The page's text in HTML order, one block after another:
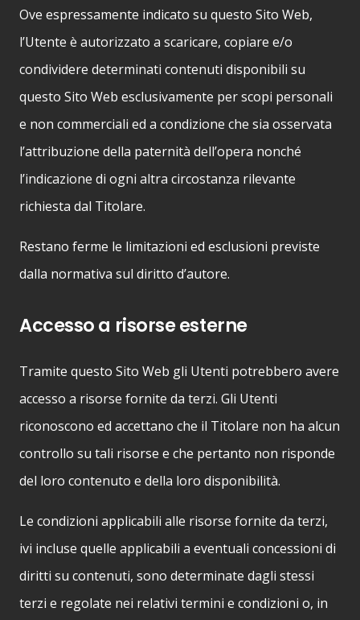
Ove espressamente indicato su questo Sito Web,
l’Utente è autorizzato a scaricare, copiare e/o
condividere determinati contenuti disponibili su
questo Sito Web esclusivamente per scopi personali
e non commerciali ed a condizione che sia osservata
l’attribuzione della paternità dell’opera nonché
l’indicazione di ogni altra circostanza rilevante
richiesta dal Titolare.
Restano ferme le limitazioni ed esclusioni previste
dalla normativa sul diritto d’autore.
Accesso a risorse esterne
Tramite questo Sito Web gli Utenti potrebbero avere
accesso a risorse fornite da terzi. Gli Utenti
riconoscono ed accettano che il Titolare non ha alcun
controllo su tali risorse e che pertanto non risponde
del loro contenuto e della loro disponibilità.
Le condizioni applicabili alle risorse fornite da terzi,
ivi incluse quelle applicabili a eventuali concessioni di
diritti su contenuti, sono determinate dagli stessi
terzi e regolate nei relativi termini e condizioni o, in